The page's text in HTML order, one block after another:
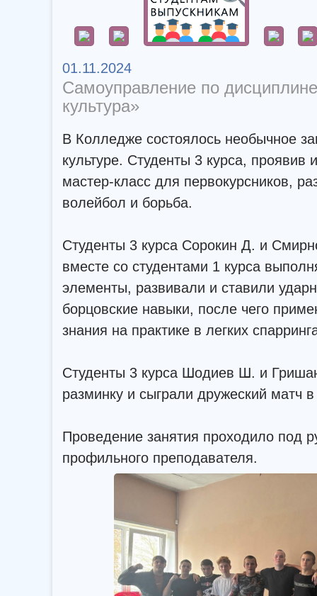
01.11.2024
Самоуправление по
культура»
В Колледже состоялось необычное
культуре. Студенты 3 курса, проявив
мастер-класс для первокурсников,
волейбол и борьба.
Студенты 3 курса Сорокин Д. и
вместе со студентами 1 курса
элементы, развивали и ставили
борцовские навыки, после чего
знания на практике в легких
Студенты 3 курса Шодиев Ш. и
разминку и сыграли дружеский матч
Проведение занятия проходило под
профильного преподавателя.